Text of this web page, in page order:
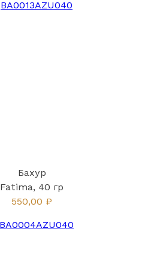
Бахур
Fatima, 40 гр
550,00 ₽